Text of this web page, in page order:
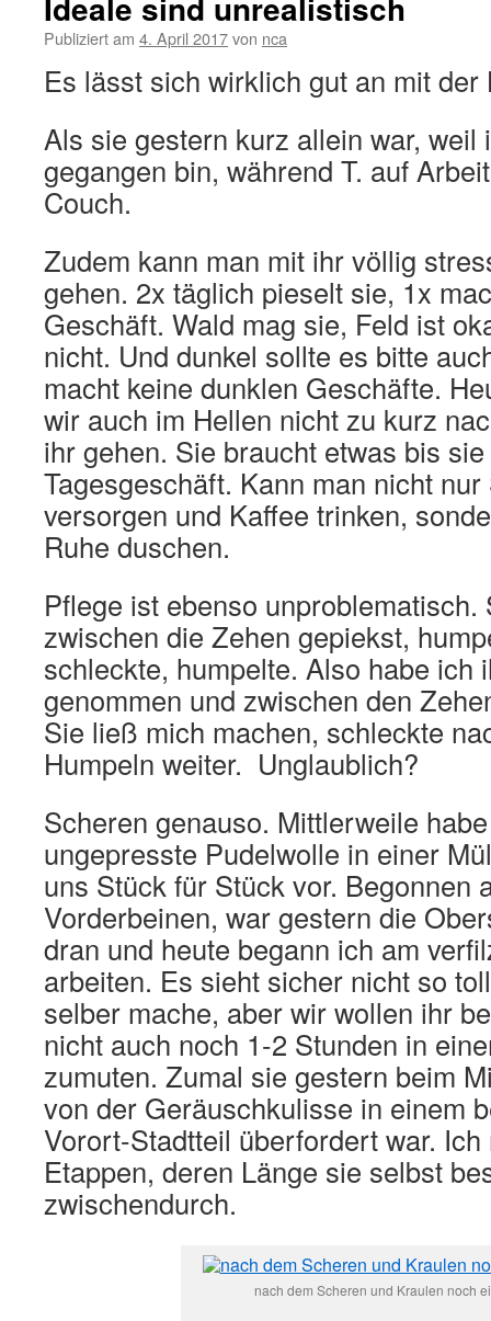
Publiziert am 4. April 2017von nca
Es lässt sich wirklich gut an mit der
Als sie gestern kurz allein war, weil
gegangen bin, während T. auf
Couch.
Zudem kann man mit ihr völlig
gehen. 2x täglich pieselt sie, 1x
Geschäft. Wald mag sie, Feld ist
nicht. Und dunkel sollte es bitte
macht keine dunklen Geschäfte.
wir auch im Hellen nicht zu kurz
ihr gehen. Sie braucht etwas bis
Tagesgeschäft. Kann man nicht
versorgen und Kaffee trinken,
Ruhe duschen.
Pflege ist ebenso
zwischen die Zehen gepiekst,
schleckte, humpelte. Also habe ich
genommen und zwischen den
Sie ließ mich machen, schleckte
Humpeln weiter. Unglaublich?
Scheren genauso. Mittlerweile
ungepresste Pudelwolle in einer
uns Stück für Stück vor. Begonnen
Vorderbeinen, war gestern die
dran und heute begann ich am
arbeiten. Es sieht sicher nicht so
selber mache, aber wir wollen ihr
nicht auch noch 1-2 Stunden in
zumuten. Zumal sie gestern beim
von der Geräuschkulisse in einem
Vorort-Stadtteil überfordert war.
Etappen, deren Länge sie selbst
zwischendurch.
nach dem Scheren und Kraulen noch